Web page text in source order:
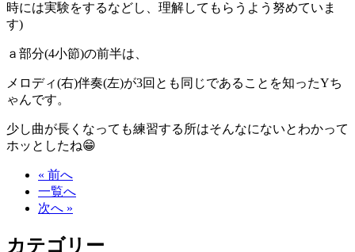
時には実験をするなどし、理解してもらうよう努めていま
す)
ａ部分(4小節)の前半は、
メロディ(右)伴奏(左)が3回とも同じであることを知ったYち
ゃんです。
少し曲が長くなっても練習する所はそんなにないとわかって
ホッとしたね😁
« 前へ
一覧へ
次へ »
カテゴリー